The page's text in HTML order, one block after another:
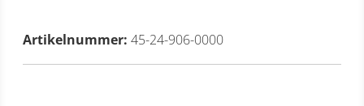
Artikelnummer: 45-24-906-0000